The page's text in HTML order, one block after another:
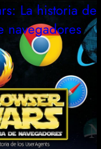
La historia de
navegadores